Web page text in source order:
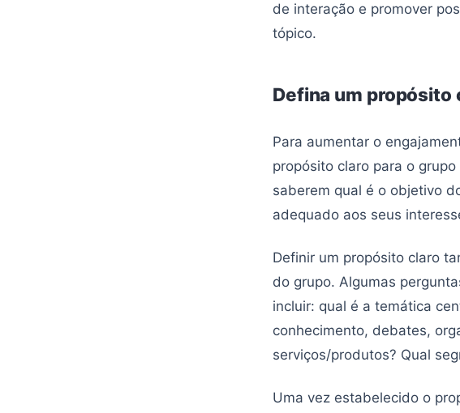
de interação e promover
tópico.
Defina um propósito
Para aumentar o
propósito claro para o
saberem qual é o objetivo
adequado aos seus
Definir um propósito claro
do grupo. Algumas
incluir: qual é a temática
conhecimento, debates,
serviços/produtos? Qual
Uma vez estabelecido o